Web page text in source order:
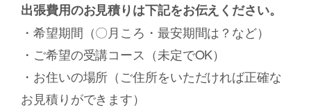
出張費用のお見積りは下記をお伝えください。
・希望期間（〇月ころ・最安期間は？など）
・ご希望の受講コース（未定でOK）
・お住いの場所（ご住所をいただければ正確な
お見積りができます）